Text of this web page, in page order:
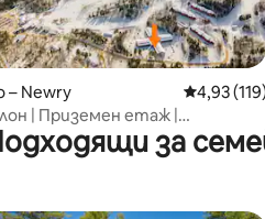
от 5, 171 отзива
– Newry Средна
4,93
| Приземен етаж |
вана, басейн, сауна
за